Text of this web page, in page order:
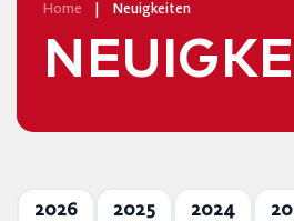
Home Neuigkeiten
2026 2025 2024